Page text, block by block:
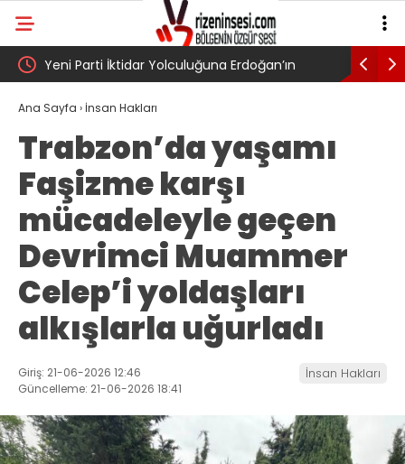
Yolculuğuna Erdoğan’ın
Başladı
Genel Af değil, kadın
Ana Sayfa › İnsan Hakları
Trabzon’da yaşamı
Faşizme karşı
mücadeleyle geçen
Devrimci Muammer
Celep’i yoldaşları
alkışlarla uğurladı
Giriş: 21-06-2026 12:46
Güncelleme: 21-06-2026 18:41
İnsan Hakları